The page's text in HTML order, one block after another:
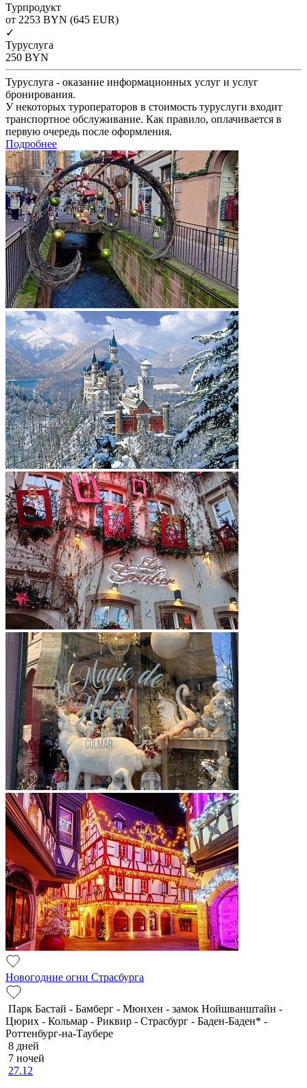
Турпродукт
от 2253 BYN (645 EUR)
✓
Туруслуга
250 BYN
Туруслуга - оказание информационных услуг и услуг
бронирования.
У некоторых туроператоров в стоимость туруслуги входит
транспортное обслуживание. Как правило, оплачивается в
первую очередь после оформления.
Подробнее
Новогодние огни Страсбурга
Парк Бастай - Бамберг - Мюнхен - замок Нойшванштайн -
Цюрих - Кольмар - Риквир - Страсбург - Баден-Баден* -
Роттенбург-на-Таубере
8 дней
7 ночей
27.12